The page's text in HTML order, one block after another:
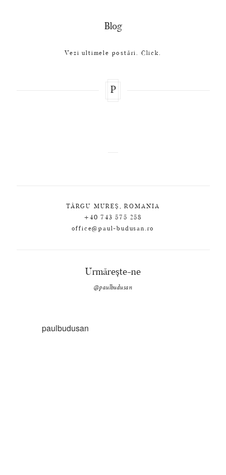
Blog
Vezi ultimele postări. Click.
P
TÂRGU MUREȘ, ROMANIA
+40 743 575 258
office@paul-budusan.ro
Urmărește-ne
@paulbudusan
paulbudusan